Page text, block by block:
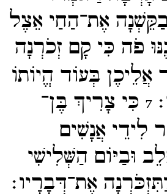
אֶת־​הַחַי אֵצֶל
פֹה כִּי קָם זְכֹרְנָה
בְּעוֹד הֱיוֹתוֹ
7 כִּי צָרִיךְ בֶּן־​
לִידֵי אֲנָשִׁים
וּבַיּוֹם הַשְּׁלִישִׁי
אֶת־​דְּבָרָיו׃